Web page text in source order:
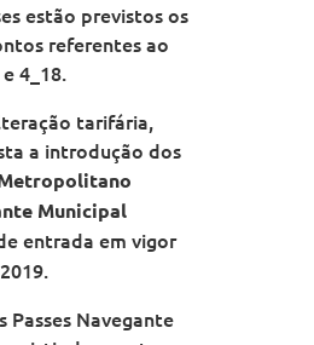
estão previstos os
referentes ao
4_18.
tarifária,
a introdução dos
Municipal
entrada em vigor
Passes Navegante